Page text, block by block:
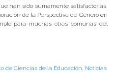
han sido sumamente satisfactorias,
de la Perspectiva de Género en
para muchas otras comunas del
de Ciencias de la Educación, Noticias